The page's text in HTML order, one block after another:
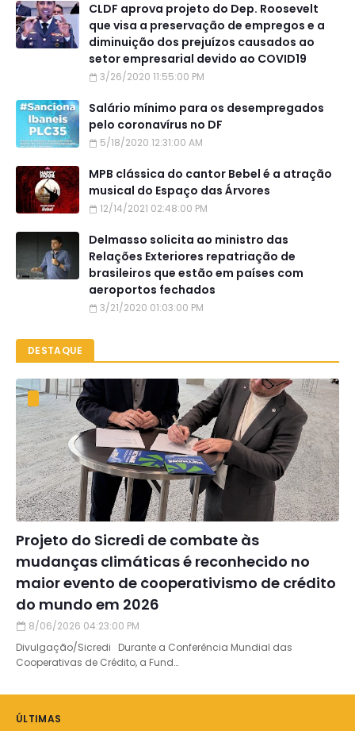
CLDF aprova projeto do Dep. Roosevelt
que visa a preservação de empregos e a
diminuição dos prejuízos causados ao
setor empresarial devido ao COVID19
3/26/2020 11:55:00 PM
Salário mínimo para os desempregados
pelo coronavírus no DF
5/18/2020 12:31:00 AM
MPB clássica do cantor Bebel é a atração
musical do Espaço das Árvores
12/14/2021 02:48:00 PM
Delmasso solicita ao ministro das
Relações Exteriores repatriação de
brasileiros que estão em países com
aeroportos fechados
3/21/2020 01:03:00 PM
DESTAQUE
Projeto do Sicredi de combate às
mudanças climáticas é reconhecido no
maior evento de cooperativismo de crédito
do mundo em 2026
8/06/2026 04:23:00 PM
Divulgação/Sicredi Durante a Conferência Mundial das
Cooperativas de Crédito, a Fund…
ÚLTIMAS